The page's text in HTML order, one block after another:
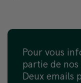
Pour vous
partie de nos
Deux emails